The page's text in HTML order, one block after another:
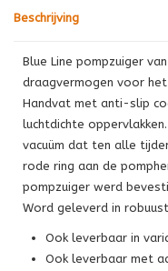
Beschrijving
Blue Line pompzuiger
draagvermogen voor
Handvat met anti-slip
luchtdichte
vacuüm dat ten alle
rode ring aan de
pompzuiger werd
Word geleverd in
Ook leverbaar in
Ook leverbaar met